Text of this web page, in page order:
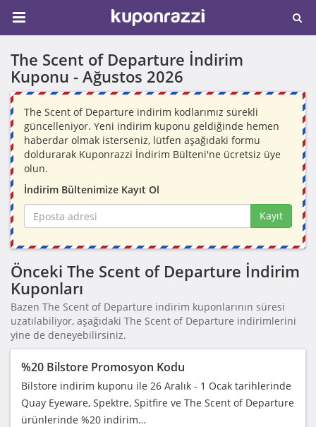
The Scent of Departure İndirim
Kuponu - Ağustos 2026
The Scent of Departure indirim kodlarımız sürekli
güncelleniyor. Yeni indirim kuponu geldiğinde hemen
haberdar olmak isterseniz, lütfen aşağıdaki formu
doldurarak Kuponrazzi İndirim Bülteni'ne ücretsiz üye
olun.
İndirim Bültenimize Kayıt Ol
Kayıt
Önceki The Scent of Departure İndirim
Kuponları
Bazen The Scent of Departure indirim kuponlarının süresi
uzatılabiliyor, aşağıdaki The Scent of Departure indirimlerini
yine de deneyebilirsiniz.
%20 Bilstore Promosyon Kodu
Bilstore indirim kuponu ile 26 Aralık - 1 Ocak tarihlerinde
Quay Eyeware, Spektre, Spitfire ve The Scent of Departure
ürünlerinde %20 indirim…